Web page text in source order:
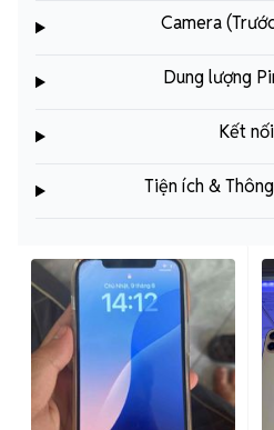
Camera
Dung lượng
Kết nối
Tiện ích &